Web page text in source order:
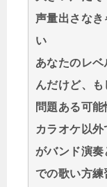
声量出さな
い
あなたのレ
んだけど、
問題ある可
カラオケ以
がバンド演
での歌い方